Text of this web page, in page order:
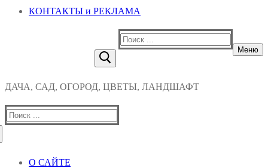
КОНТАКТЫ и РЕКЛАМА
Найти:
Меню
ДАЧА, САД, ОГОРОД, ЦВЕТЫ, ЛАНДШАФТ
Найти:
О САЙТЕ